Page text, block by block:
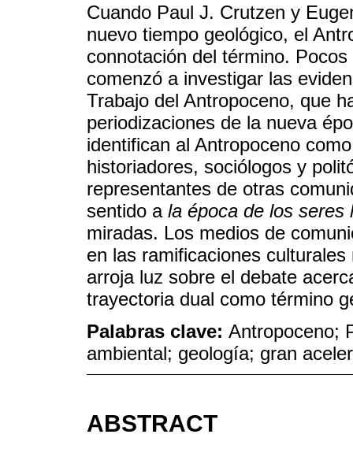
Cuando Paul J. Crutzen y
nuevo tiempo geológico, el
connotación del término.
comenzó a investigar las
Trabajo del Antropoceno, que
periodizaciones de la nueva
identifican al Antropoceno
historiadores, sociólogos y
representantes de otras
sentido a la época de los seres
miradas. Los medios de
en las ramificaciones
arroja luz sobre el debate
trayectoria dual como término
Palabras clave: Antropoceno;
ambiental; geología; gran
ABSTRACT